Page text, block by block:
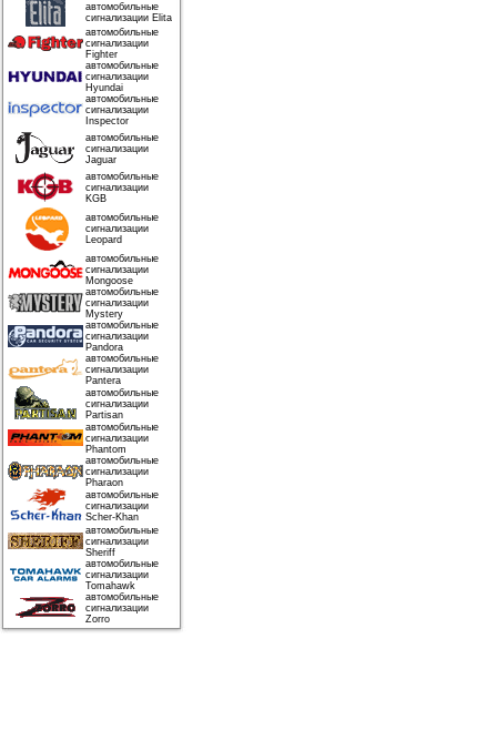
автомобильные
сигнализации Elita
автомобильные
сигнализации
Fighter
автомобильные
сигнализации
Hyundai
автомобильные
сигнализации
Inspector
автомобильные
сигнализации
Jaguar
автомобильные
сигнализации
KGB
автомобильные
сигнализации
Leopard
автомобильные
сигнализации
Mongoose
автомобильные
сигнализации
Mystery
автомобильные
сигнализации
Pandora
автомобильные
сигнализации
Pantera
автомобильные
сигнализации
Partisan
автомобильные
сигнализации
Phantom
автомобильные
сигнализации
Pharaon
автомобильные
сигнализации
Scher-Khan
автомобильные
сигнализации
Sheriff
автомобильные
сигнализации
Tomahawk
автомобильные
сигнализации
Zorro